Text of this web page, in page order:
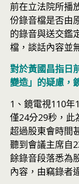
前在立法院所播
份錄音檔是否由
的錄音與送交鑑
檔，談話內容並
對於黃國昌指日
變造」的疑慮，
1、鏡電視110
僅24分29秒，此
超過股東會時間
聽到會議主席自
餘錄音段落悉為
內容，由竊錄者